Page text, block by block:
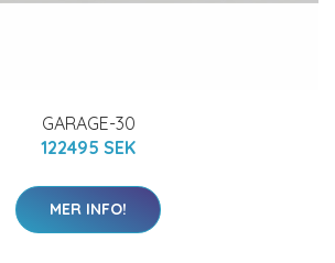
GARAGE-30
122495 SEK
MER INFO!